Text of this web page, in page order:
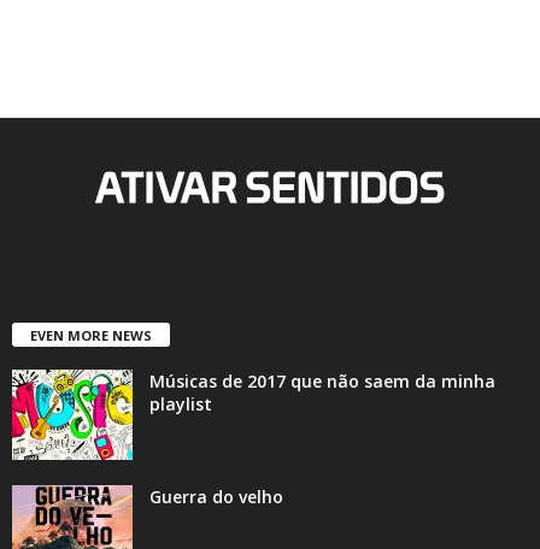
EVEN MORE NEWS
Músicas de 2017 que não saem da minha
playlist
Guerra do velho